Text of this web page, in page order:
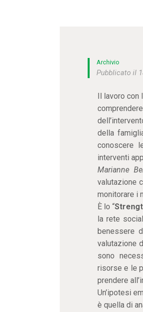
Archivio
Pubblicato il
Il lavoro
della
conoscere
interventi
Marianne
valutazione
monitorare i
È lo “
la rete
benessere
valutazione
sono
risorse e le
prendere
Un’ipotesi
è quella di